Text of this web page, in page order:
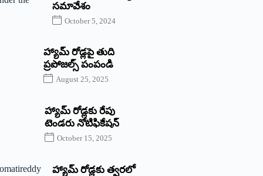
సమావేశం
October 5, 2024
హ్యామ్‌ రోడ్లపై తుది
ప్రపోజల్స్‌ పంపండి
August 25, 2025
హ్యామ్‌ రోడ్లకు రేపు
టెండరు నోటిఫికేషన్‌
October 15, 2025
హ్యామ్‌ రోడ్లకు త్వరలో